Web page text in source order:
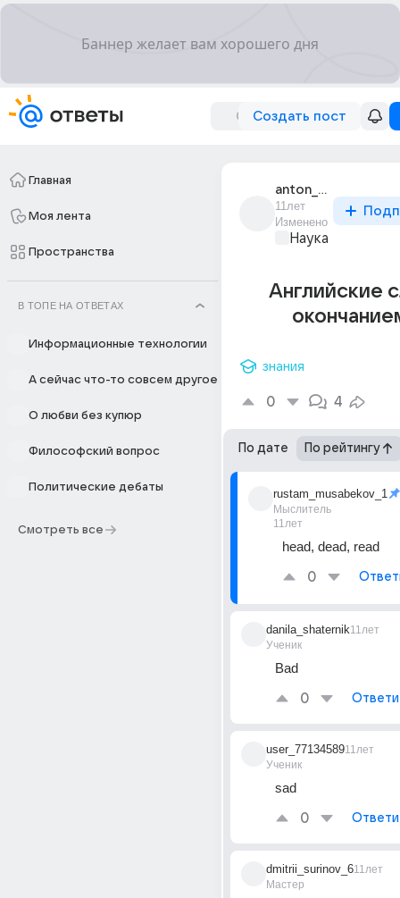
Создать пост
Главная
Моя лента
Пространства
В ТОПЕ НА ОТВЕТАХ
Информационные технологии
А сейчас что-то совсем другое
О любви без купюр
Философский вопрос
Политические дебаты
Смотреть все
anton_mitkov_9
11лет
Изменено
Наука
Английские
знания
0 4
По дате По рейтингу
rustam_musabekov_1
Мыслитель
11лет
head, dead, read
0
danila_shaternik
Ученик
11лет
Bad
0
user_77134589
Ученик
11лет
sad
0
dmitrii_surinov_6
Мастер
11лет